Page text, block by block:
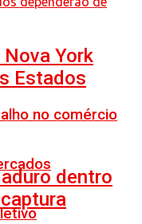
no comércio
York
Estados
dentro